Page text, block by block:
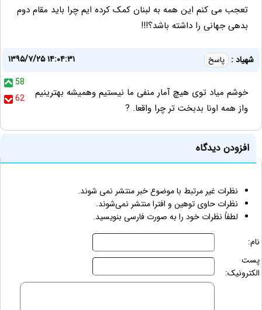
تعجب می کنم این همه به لبنان کمک کرده ایم چرا باید مقام دوم
بدهی جهانی را داشته باشد؟!!!
شهیاد : پاسخ
۱۳۹۵/۷/۲۵ ۱۴:۰۴:۳۱
58
62
خوشم میاد توی هیچ آمار منفی ما نیستیم وهمیشه بهترینیم
واز همه اونا بدبخت تر چرا واقعا. ?
افزودن دیدگاه
نظرات غیر مرتبط با موضوع خبر منتشر نمی شوند.
نظرات حاوی توهین و افترا منتشر نمی‌شوند.
لطفاً نظرات خود را به صورت فارسی بنویسید.
نام:
پست
الکترونیک: